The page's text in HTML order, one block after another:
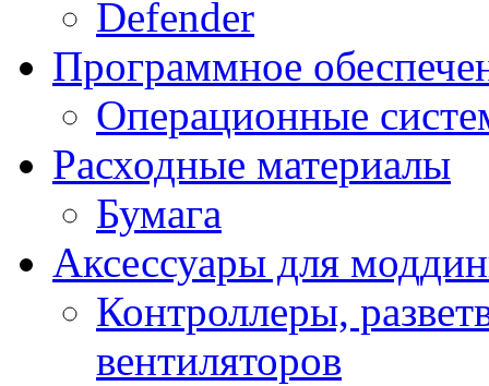
Defender
Программное
Операционные
Расходные материалы
Бумага
Аксессуары для
Контроллеры,
вентиляторов